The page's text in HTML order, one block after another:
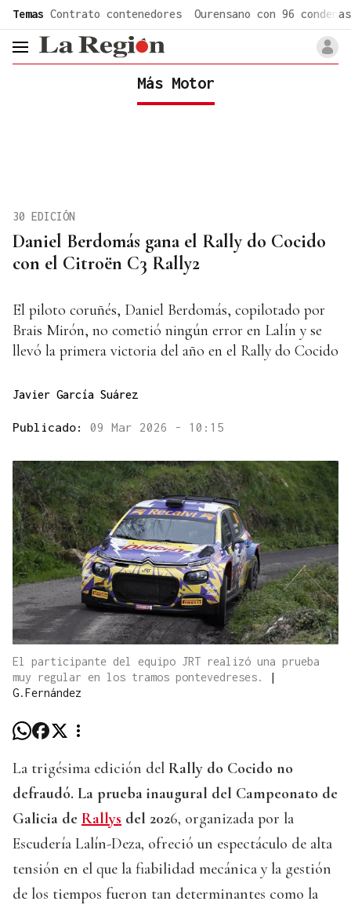
Temas Contrato contenedores Ourensano con 96 condenas
header.menu.open
Más Motor
Daniel Berdomás gana el Rally do Cocido
con el Citroën C3 Rally2
30 EDICIÓN
El piloto coruñés, Daniel Berdomás, copilotado por
Brais Mirón, no cometió ningún error en Lalín y se
llevó la primera victoria del año en el Rally do Cocido
Javier García Suárez
Publicado: 09 Mar 2026 - 10:15
El participante del equipo JRT realizó una prueba
muy regular en los tramos pontevedreses.
|
G.Fernández
La trigésima edición del Rally do Cocido no
defraudó. La prueba inaugural del Campeonato de
Galicia de Rallys del 2026, organizada por la
Escudería Lalín-Deza, ofreció un espectáculo de alta
tensión en el que la fiabilidad mecánica y la gestión
de los tiempos fueron tan determinantes como la